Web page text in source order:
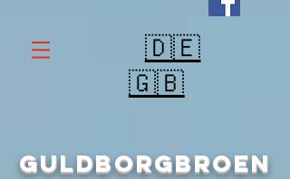
🇩🇪
🇬🇧
GULDBORGBROEN